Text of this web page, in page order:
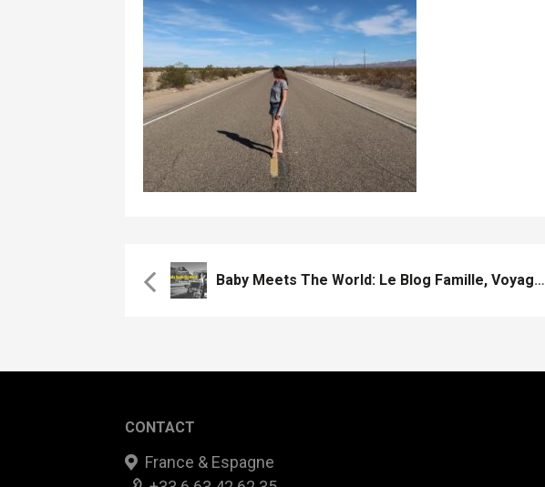
Baby Meets The World: Le Blog Famille, Voyages Et Bons Plans
CONTACT
France & Espagne